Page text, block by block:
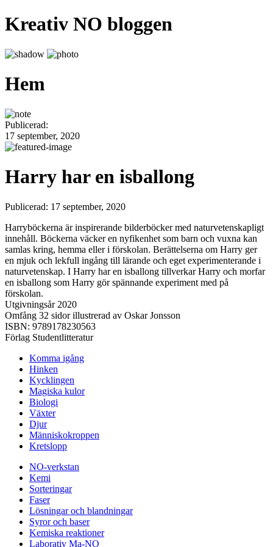
Kreativ NO bloggen
Hem
Publicerad:
17 september, 2020
Harry har en isballong
Publicerad: 17 september, 2020
Harryböckerna är inspirerande bilderböcker med naturvetenskapligt
innehåll. Böckerna väcker en nyfikenhet som barn och vuxna kan
samlas kring, hemma eller i förskolan. Berättelserna om Harry ger
en mjuk och lekfull ingång till lärande och eget experimenterande i
naturvetenskap. I Harry har en isballong tillverkar Harry och morfar
en isballong som Harry gör spännande experiment med på
förskolan.
Utgivningsår 2020
Omfång 32 sidor illustrerad av Oskar Jonsson
ISBN: 9789178230563
Förlag Studentlitteratur
Komma igång
Hinken
Kycklingen
Magiska kulor
Biologi
Växter
Djur
Människokroppen
Kretslopp
NO-verkstan
Kemi
Sorteringar
Faser
Lösningar och blandningar
Syror och baser
Kemiska reaktioner
Laborativ Ma-NO